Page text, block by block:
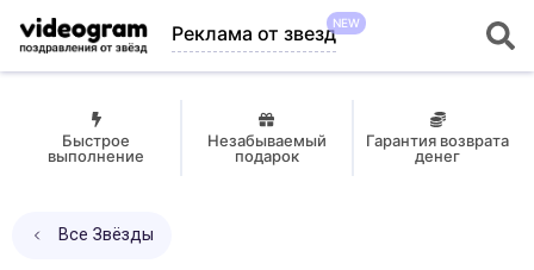
Реклама от звездNEW
Быстрое
выполнение
Незабываемый
подарок
Гарантия возврата
денег
Все Звёзды